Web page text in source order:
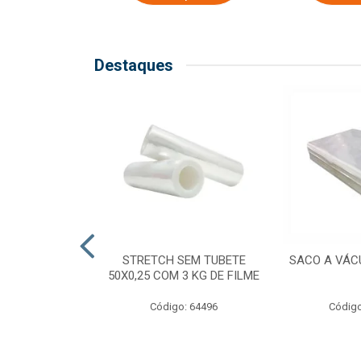
Destaques
STRETCH SEM TUBETE
50X0,25 COM 3 KG DE FILME
Código: 64496
SACO A